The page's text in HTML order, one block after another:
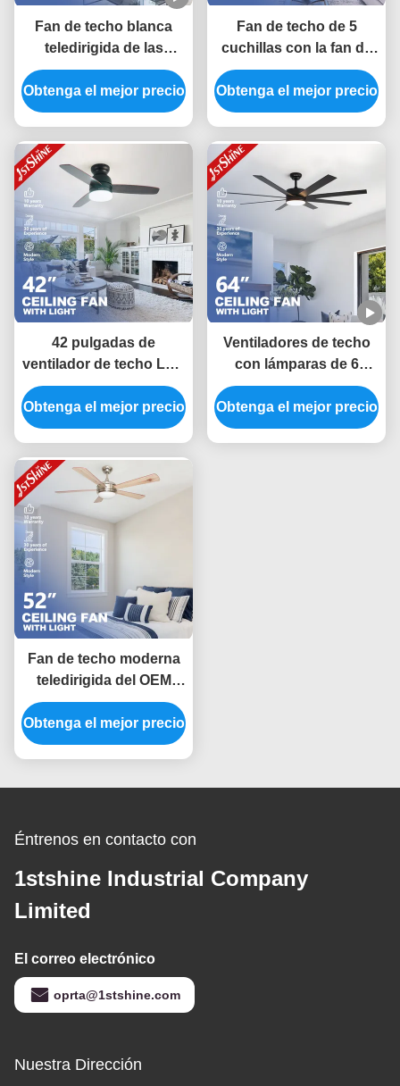
Fan de techo blanca
teledirigida de las
velocidades del motor 6
de DC con 4 cuchillas
del MDF
Obtenga el mejor precio
Fan de techo de 5
cuchillas con la fan de
techo llevada moderna
remota ligera del motor
de CA 3-Speed
Obtenga el mejor precio
42 pulgadas de
ventilador de techo LED
moderno reversible de 6
velocidades con
cuchilla MDF
Obtenga el mejor precio
Ventiladores de techo
con lámparas de 6
velocidades de control
remoto
Obtenga el mejor precio
Fan de techo moderna
teledirigida del OEM
LED con las 5 cuchillas
ligeras del MDF
Obtenga el mejor precio
Éntrenos en contacto con
1stshine Industrial Company
Limited
El correo electrónico
oprta@1stshine.com
Nuestra Dirección